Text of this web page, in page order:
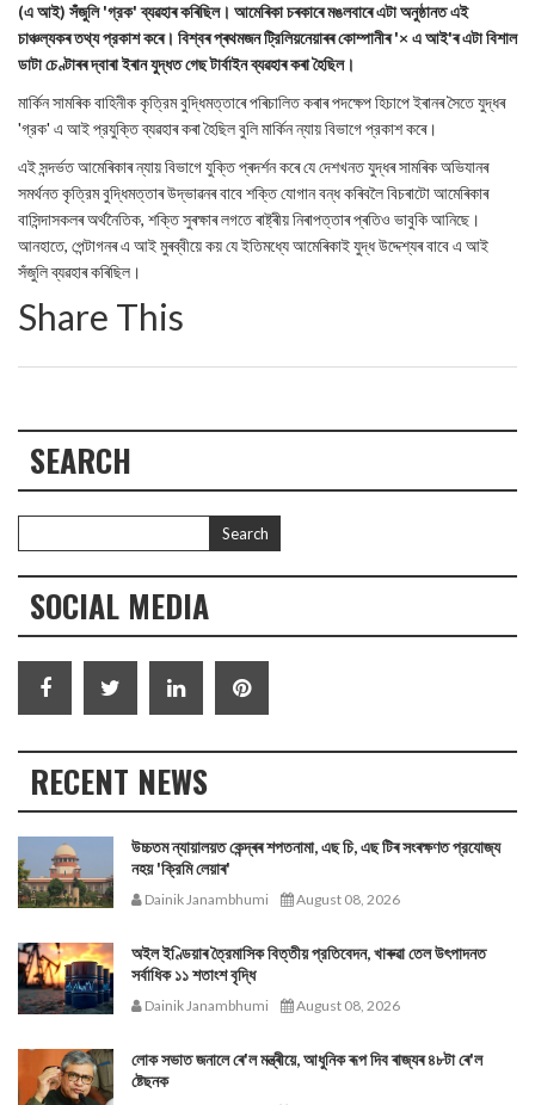
(এ আই) সঁজুলি 'গ্রক' ব্যৱহাৰ কৰিছিল। আমেৰিকা চৰকাৰে মঙলবাৰে এটা অনুষ্ঠানত এই
চাঞ্চল্যকৰ তথ্য প্রকাশ কৰে। বিশ্বৰ প্ৰথমজন ট্রিলিয়নেয়াৰৰ কোম্পানীৰ '× এ আই'ৰ এটা বিশাল
ডাটা চেণ্টাৰৰ দ্বাৰা ইৰান যুদ্ধত গেছ টার্বাইন ব্যৱহাৰ কৰা হৈছিল।
মার্কিন সামৰিক বাহিনীক কৃত্রিম বুদ্ধিমত্তাৰে পৰিচালিত কৰাৰ পদক্ষেপ হিচাপে ইৰানৰ সৈতে যুদ্ধৰ
'গ্রক' এ আই প্রযুক্তি ব্যৱহাৰ কৰা হৈছিল বুলি মার্কিন ন্যায় বিভাগে প্রকাশ কৰে।
এই সন্দর্ভত আমেৰিকাৰ ন্যায় বিভাগে যুক্তি প্ৰদৰ্শন কৰে যে দেশখনত যুদ্ধৰ সামৰিক অভিযানৰ
সমৰ্থনত কৃত্রিম বুদ্ধিমত্তাৰ উদ্ভাৱনৰ বাবে শক্তি যোগান বন্ধ কৰিবলৈ বিচৰাটো আমেৰিকাৰ
বাসিন্দাসকলৰ অৰ্থনৈতিক, শক্তি সুৰক্ষাৰ লগতে ৰাষ্ট্ৰীয় নিৰাপত্তাৰ প্ৰতিও ভাবুকি আনিছে।
আনহাতে, পেন্টাগনৰ এ আই মুৰব্বীয়ে কয় যে ইতিমধ্যে আমেৰিকাই যুদ্ধ উদ্দেশ্যৰ বাবে এ আই
সঁজুলি ব্যৱহাৰ কৰিছিল।
Share This
SEARCH
SOCIAL MEDIA
RECENT NEWS
উচ্চতম ন্যায়ালয়ত কেন্দ্ৰৰ শপতনামা, এছ চি, এছ টিৰ সংৰক্ষণত প্রযোজ্য
নহয় 'ক্রিমি লেয়াৰ'
Dainik Janambhumi August 08, 2026
অইল ইণ্ডিয়াৰ ত্রৈমাসিক বিত্তীয় প্রতিবেদন, খাৰুৱা তেল উৎপাদনত
সর্বাধিক ১১ শতাংশ বৃদ্ধি
Dainik Janambhumi August 08, 2026
লোক সভাত জনালে ৰে'ল মন্ত্ৰীয়ে, আধুনিক ৰূপ দিব ৰাজ্যৰ ৪৮টা ৰে'ল
ষ্টেছনক